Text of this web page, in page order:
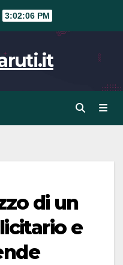
3:02:07 PM
di un
e